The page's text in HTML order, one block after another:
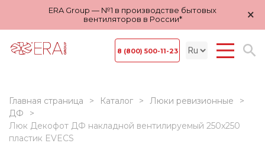
ERA Group — №1 в производстве бытовых
вентиляторов в России*
×
8 (800) 500-11-23
Главная страница Каталог
Люки ревизионные
ДФ
Люк Декофот ДФ накладной вентилируемый 250х250
пластик EVECS